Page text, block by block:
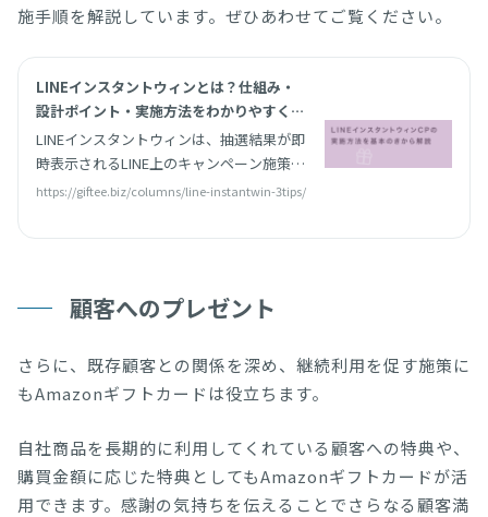
施手順を解説しています。ぜひあわせてご覧ください。
LINEインスタントウィンとは？仕組み・
設計ポイント・実施方法をわかりやすく解
説｜giftee for Business - 法人向けデジ
タルギフト導入実績No.1
LINEインスタントウィンは、抽選結果が即
時表示されるLINE上のキャンペーン施策で
す。本記事では、キャンペーン実施方法や
https://giftee.biz/columns/line-instantwin-3tips/
顧客へのプレゼント
さらに、既存顧客との関係を深め、継続利用を促す施策に
もAmazonギフトカードは役立ちます。
自社商品を長期的に利用してくれている顧客への特典や、
購買金額に応じた特典としてもAmazonギフトカードが活
用できます。感謝の気持ちを伝えることでさらなる顧客満